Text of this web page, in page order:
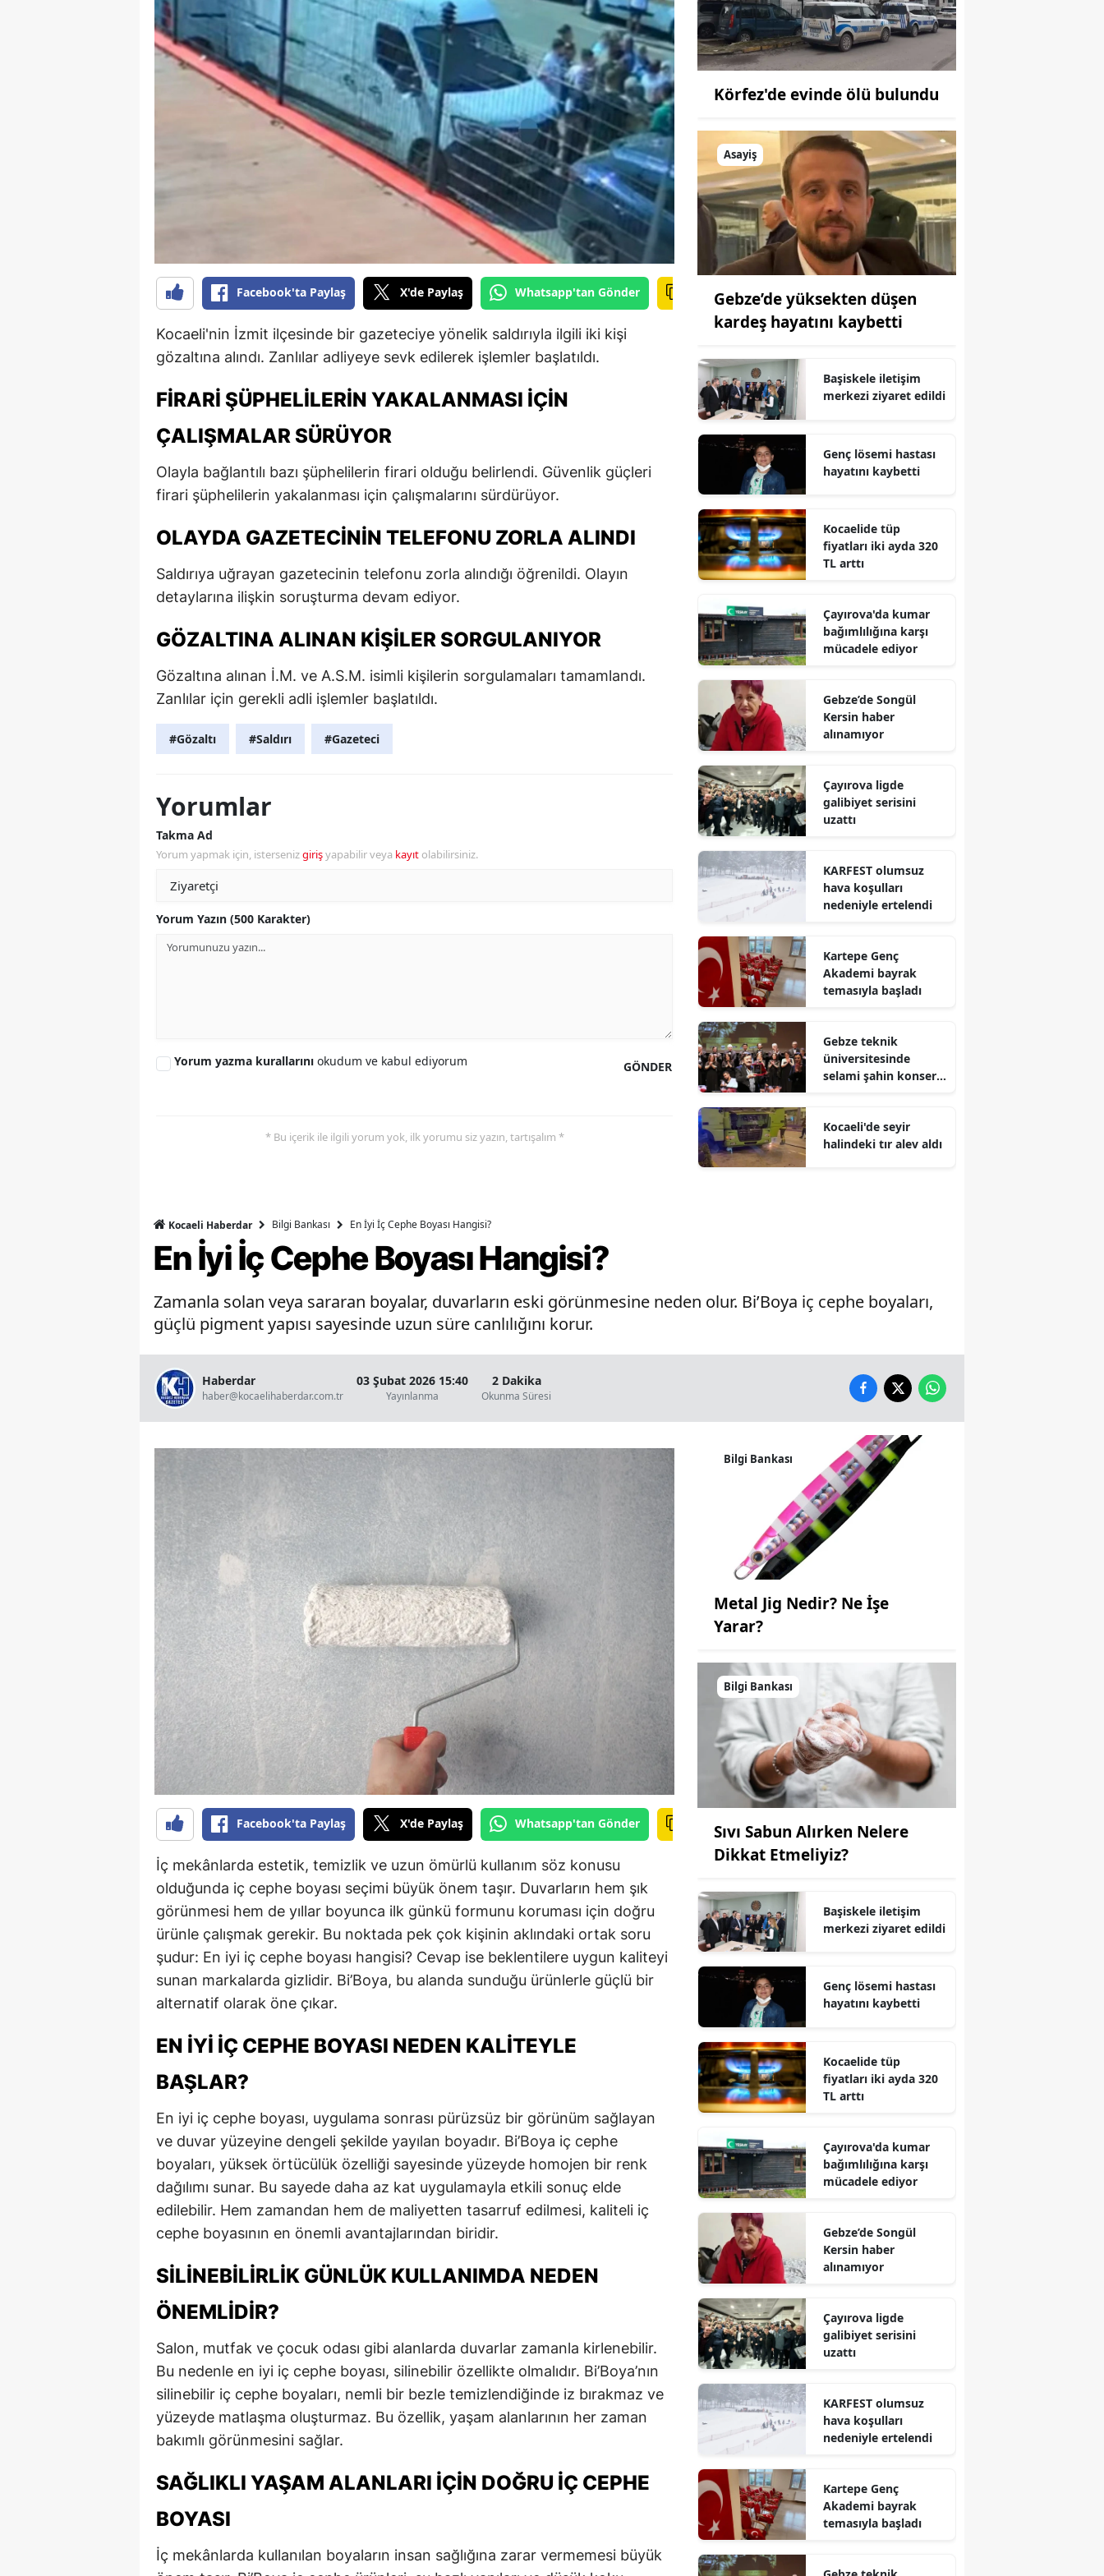
Bilecik
Bingöl
Bitlis
Burdur
Bursa
Çanakkale
Çankırı
Denizli
Edirne
Erzincan
Eskişehir
Gaziantep
Gümüşhane
Hakkari
Hatay
Isparta
İstanbul
İzmir
Kastamonu
Kırklareli
Kırşehir
Konya
Malatya
Muş
Ordu
Sakarya
Samsun
Siirt
Sivas
Tokat
Trabzon
Tunceli
Şanlıurfa
Uşak
Van
Zonguldak
Aksaray
Karaman
Batman
Şırnak
Ardahan
Yalova
Karabük
Osmaniye
Facebook'ta Paylaş X'de Paylaş Whatsapp'tan Gönder
Kocaeli'nin İzmit ilçesinde bir gazeteciye yönelik saldırıyla ilgili iki kişi
gözaltına alındı. Zanlılar adliyeye sevk edilerek işlemler başlatıldı.
FIRARI ŞÜPHELILERIN YAKALANMASI IÇIN
ÇALIŞMALAR SÜRÜYOR
Olayla bağlantılı bazı şüphelilerin firari olduğu belirlendi. Güvenlik güçleri
firari şüphelilerin yakalanması için çalışmalarını sürdürüyor.
OLAYDA GAZETECININ TELEFONU ZORLA ALINDI
Saldırıya uğrayan gazetecinin telefonu zorla alındığı öğrenildi. Olayın
detaylarına ilişkin soruşturma devam ediyor.
GÖZALTINA ALINAN KIŞILER SORGULANIYOR
Gözaltına alınan İ.M. ve A.S.M. isimli kişilerin sorgulamaları tamamlandı.
Zanlılar için gerekli adli işlemler başlatıldı.
#Gözaltı #Saldırı #Gazeteci
Yorumlar
Takma Ad
Yorum yapmak için, istersenizgirişyapabilir veya kayıt olabilirsiniz.
Yorum Yazın (500 Karakter)
GÖNDER
Yorum yazma kurallarını okudum ve kabul ediyorum
* Bu içerik ile ilgili yorum yok, ilk yorumu siz yazın, tartışalım *
Körfez'de evinde ölü bulundu
Asayiş
Gebze’de yüksekten düşen
kardeş hayatını kaybetti
Başiskele iletişim
merkezi ziyaret edildi
Genç lösemi hastası
hayatını kaybetti
Kocaelide tüp
fiyatları iki ayda 320
TL arttı
Çayırova'da kumar
bağımlılığına karşı
mücadele ediyor
Gebze’de Songül
Kersin haber
alınamıyor
Çayırova ligde
galibiyet serisini
uzattı
KARFEST olumsuz
hava koşulları
nedeniyle ertelendi
Kartepe Genç
Akademi bayrak
temasıyla başladı
Gebze teknik
üniversitesinde
selami şahin konseri
Kocaeli'de seyir
halindeki tır alev aldı
Kocaeli Haberdar Bilgi Bankası En İyi İç Cephe Boyası Hangisi?
En İyi İç Cephe Boyası Hangisi?
Zamanla solan veya sararan boyalar, duvarların eski görünmesine neden olur. Bi’Boya iç cephe boyaları,
güçlü pigment yapısı sayesinde uzun süre canlılığını korur.
Haberdar
haber@kocaelihaberdar.com.tr
03 Şubat 2026 15:40
Yayınlanma
2 Dakika
Okunma Süresi
Facebook'ta Paylaş X'de Paylaş Whatsapp'tan Gönder
İç mekânlarda estetik, temizlik ve uzun ömürlü kullanım söz konusu
olduğunda iç cephe boyası seçimi büyük önem taşır. Duvarların hem şık
görünmesi hem de yıllar boyunca ilk günkü formunu koruması için doğru
ürünle çalışmak gerekir. Bu noktada pek çok kişinin aklındaki ortak soru
şudur: En iyi iç cephe boyası hangisi? Cevap ise beklentilere uygun kaliteyi
sunan markalarda gizlidir. Bi’Boya, bu alanda sunduğu ürünlerle güçlü bir
alternatif olarak öne çıkar.
EN İYI İÇ CEPHE BOYASI NEDEN KALITEYLE
BAŞLAR?
En iyi iç cephe boyası, uygulama sonrası pürüzsüz bir görünüm sağlayan
ve duvar yüzeyine dengeli şekilde yayılan boyadır. Bi’Boya iç cephe
boyaları, yüksek örtücülük özelliği sayesinde yüzeyde homojen bir renk
dağılımı sunar. Bu sayede daha az kat uygulamayla etkili sonuç elde
edilebilir. Hem zamandan hem de maliyetten tasarruf edilmesi, kaliteli iç
cephe boyasının en önemli avantajlarından biridir.
SILINEBILIRLIK GÜNLÜK KULLANIMDA NEDEN
ÖNEMLIDIR?
Salon, mutfak ve çocuk odası gibi alanlarda duvarlar zamanla kirlenebilir.
Bu nedenle en iyi iç cephe boyası, silinebilir özellikte olmalıdır. Bi’Boya’nın
silinebilir iç cephe boyaları, nemli bir bezle temizlendiğinde iz bırakmaz ve
yüzeyde matlaşma oluşturmaz. Bu özellik, yaşam alanlarının her zaman
bakımlı görünmesini sağlar.
SAĞLIKLI YAŞAM ALANLARI İÇIN DOĞRU İÇ CEPHE
BOYASI
İç mekânlarda kullanılan boyaların insan sağlığına zarar vermemesi büyük
Bilgi Bankası
Metal Jig Nedir? Ne İşe
Yarar?
Bilgi Bankası
Sıvı Sabun Alırken Nelere
Dikkat Etmeliyiz?
Başiskele iletişim
merkezi ziyaret edildi
Genç lösemi hastası
hayatını kaybetti
Kocaelide tüp
fiyatları iki ayda 320
TL arttı
Çayırova'da kumar
bağımlılığına karşı
mücadele ediyor
Gebze’de Songül
Kersin haber
alınamıyor
Çayırova ligde
galibiyet serisini
uzattı
KARFEST olumsuz
hava koşulları
nedeniyle ertelendi
Kartepe Genç
Akademi bayrak
temasıyla başladı